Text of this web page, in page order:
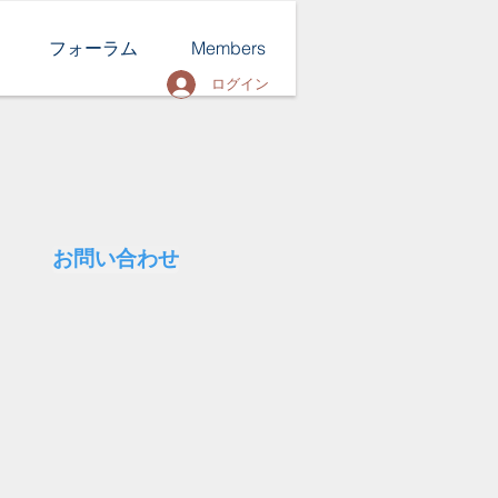
フォーラム Members
ログイン
お問い合わせ